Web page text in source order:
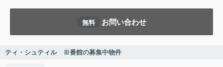
無料 お問い合わせ
ティ・シュティル Ⅲ番館の募集中物件